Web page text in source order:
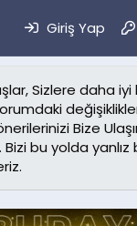
Giriş Yap
Sizlere daha
Bize
bu yolda yanlız